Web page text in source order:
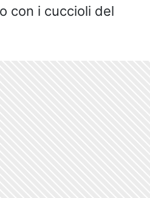
con i cuccioli del